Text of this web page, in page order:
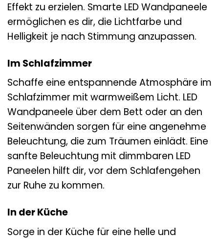
Effekt zu erzielen. Smarte LED Wandpaneele
ermöglichen es dir, die Lichtfarbe und
Helligkeit je nach Stimmung anzupassen.
Im Schlafzimmer
Schaffe eine entspannende Atmosphäre im
Schlafzimmer mit warmweißem Licht. LED
Wandpaneele über dem Bett oder an den
Seitenwänden sorgen für eine angenehme
Beleuchtung, die zum Träumen einlädt. Eine
sanfte Beleuchtung mit dimmbaren LED
Paneelen hilft dir, vor dem Schlafengehen
zur Ruhe zu kommen.
In der Küche
Sorge in der Küche für eine helle und